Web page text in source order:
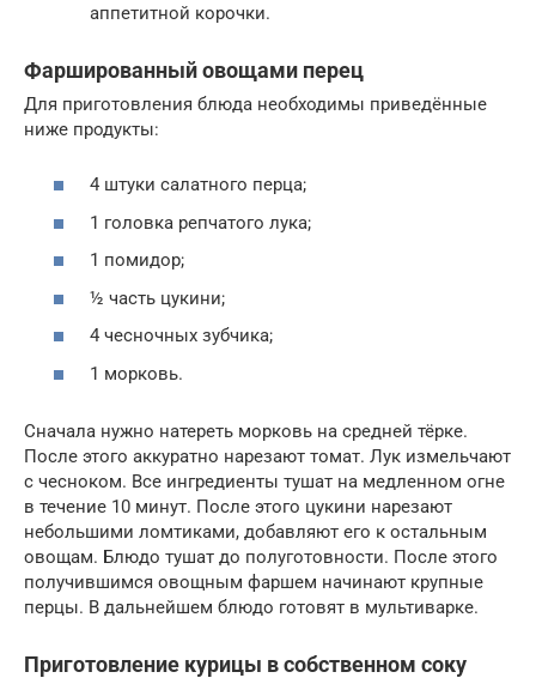
аппетитной корочки.
Фаршированный овощами перец
Для приготовления блюда необходимы приведённые
ниже продукты:
4 штуки салатного перца;
1 головка репчатого лука;
1 помидор;
½ часть цукини;
4 чесночных зубчика;
1 морковь.
Сначала нужно натереть морковь на средней тёрке.
После этого аккуратно нарезают томат. Лук измельчают
с чесноком. Все ингредиенты тушат на медленном огне
в течение 10 минут. После этого цукини нарезают
небольшими ломтиками, добавляют его к остальным
овощам. Блюдо тушат до полуготовности. После этого
получившимся овощным фаршем начинают крупные
перцы. В дальнейшем блюдо готовят в мультиварке.
Приготовление курицы в собственном соку